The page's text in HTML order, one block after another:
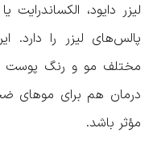
لیزر دایود،
پالس‌های لیزر را دارد.
مختلف مو و رنگ پوست
درمان هم برای موهای
مؤثر باشد.